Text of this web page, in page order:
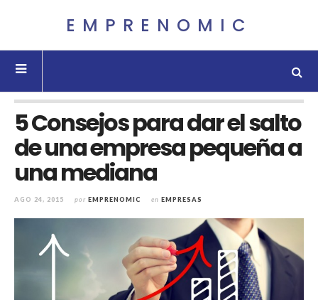
EMPRENOMIC
5 Consejos para dar el salto
de una empresa pequeña a
una mediana
AGO 24, 2015 por EMPRENOMIC en EMPRESAS